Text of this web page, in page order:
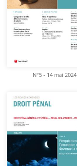
N°5 - 14 mai 2024